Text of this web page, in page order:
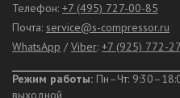
Телефон: +7 (495) 727-00-85
Почта: service@s-compressor.ru
WhatsApp / Viber: +7 (925) 772-
Режим работы: Пн–Чт:
выходной